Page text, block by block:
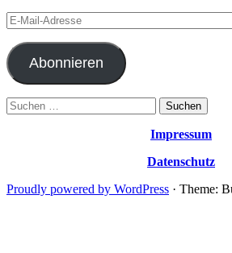
E-
Mail-
Adresse
Abonnieren
Suchen
nach:
Impressum
Datenschutz
Proudly powered by WordPress · Theme: